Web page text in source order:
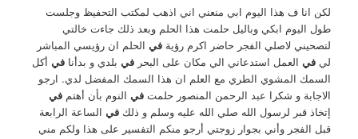
لكن انا ف هذا اليوم ابي منعني اني اذهب لمكتب التحفيظ وجلست
طول اليوم ابكي وباليل حلمت هذا الحلم وبعد ذلك جاءت خالتي
لتصحيني لاصلي الفجر حاضر اكرم رؤيةفي الحلم ان رؤيسي المباشر
ليفي العمل استدعاني الي مكان على البحرفي بلدي و بدأنافي أكل
السمك المشوي الطري مع العلم ان هذا السمك المفضل لدي. ارجو
الاجابة و شكرا عبد الرحمن المنصور حلمتفي النوم بأن أهتمفي
إتخاذ قبر لرسول الله صلي الله عليه وسلم و ذلكفي الساعة الرابعة
قبل الفجر وأني بجوار زوجتي أرجو منكم التفسير على هذا ولكم مني